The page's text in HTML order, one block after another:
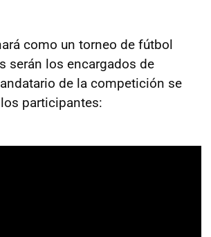
como un torneo de fútbol
serán los encargados de
de la competición se
participantes: